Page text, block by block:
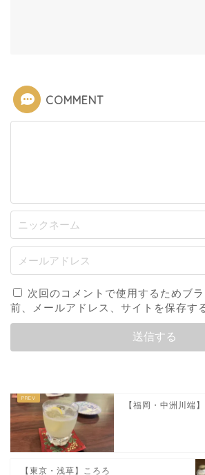
COMMENT
次回のコメントで使用するためブ
前、メールアドレス、サイトを保存す
【福岡・中洲川端
【東京・浅草】ころろ